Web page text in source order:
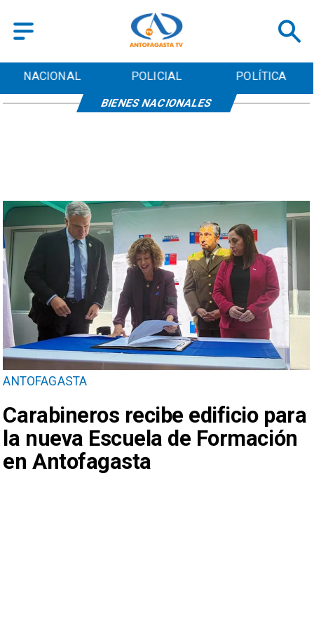
NACIONAL POLICIAL POLÍTICA
ANTOFAGASTA
Carabineros recibe edificio para
la nueva Escuela de Formación
en Antofagasta
BIENES NACIONALES